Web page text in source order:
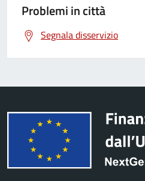
Problemi in città
Segnala disservizio